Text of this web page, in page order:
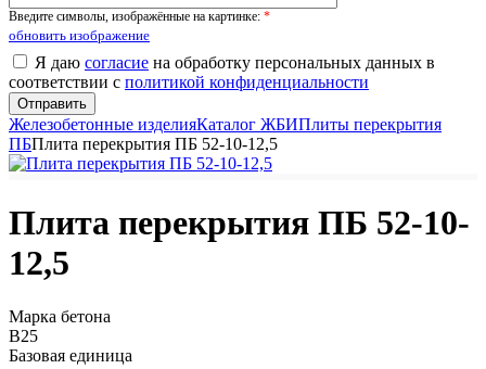
Введите символы, изображённые на картинке: *
обновить изображение
Я даю согласие на обработку персональных данных в
соответствии с политикой конфиденциальности
Железобетонные изделияКаталог ЖБИПлиты перекрытия
ПБПлита перекрытия ПБ 52-10-12,5
Плита перекрытия ПБ 52-10-
12,5
Марка бетона
B25
Базовая единица